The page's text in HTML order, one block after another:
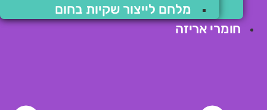
מלחם לייצור שקיות בחום
חומרי אריזה